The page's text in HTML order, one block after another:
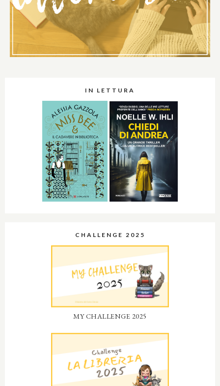
IN LETTURA
CHALLENGE 2025
MY CHALLENGE 2025